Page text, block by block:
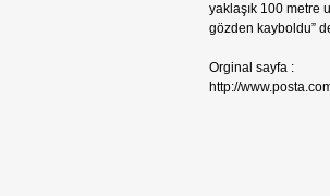
yaklaşık 100 metre
gözden kayboldu”
Orginal sayfa :
http://